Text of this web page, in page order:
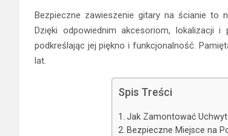
Bezpieczne zawieszenie gitary na ścianie to
Dzięki odpowiednim akcesoriom, lokalizacji
podkreślając jej piękno i funkcjonalność.
lat.
Spis Treści
Jak Zamontować
Bezpieczne Miejsce na